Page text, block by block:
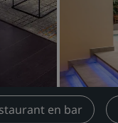
en bar